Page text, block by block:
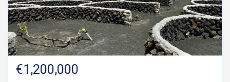
€1,200,000